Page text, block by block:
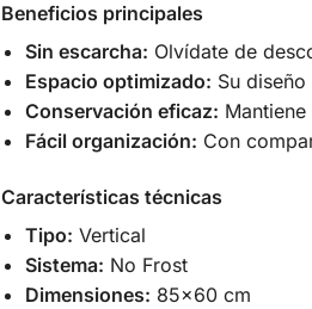
Beneficios principales
Sin escarcha: Olvídate de
Espacio optimizado: Su
Conservación eficaz:
Fácil organización: Con
Características técnicas
Tipo: Vertical
Sistema: No Frost
Dimensiones: 85×60 cm